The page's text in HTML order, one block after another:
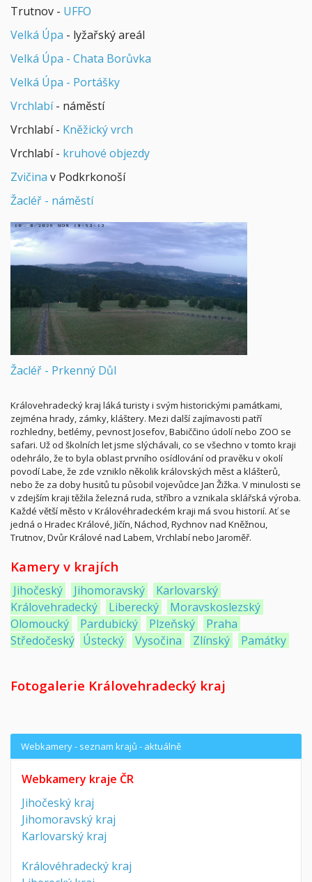
Trutnov - UFFO
Velká Úpa - lyžařský areál
Velká Úpa - Chata Borůvka
Velká Úpa - Portášky
Vrchlabí- náměstí
Vrchlabí - Kněžický vrch
Vrchlabí - kruhové objezdy
Zvičina v Podkrkonoší
Žacléř - náměstí
Žacléř - Prkenný Důl
Královehradecký kraj láká turisty i svým historickými památkami,
zejména hrady, zámky, kláštery. Mezi další zajímavosti patří
rozhledny, betlémy, pevnost Josefov, Babiččino údolí nebo ZOO se
safari. Už od školních let jsme slýchávali, co se všechno v tomto kraji
odehrálo, že to byla oblast prvního osídlování od pravěku v okolí
povodí Labe, že zde vzniklo několik královských měst a klášterů,
nebo že za doby husitů tu působil vojevůdce Jan Žižka. V minulosti se
v zdejším kraji těžila železná ruda, stříbro a vznikala sklářská výroba.
Každé větší město v Královéhradeckém kraji má svou historií. Ať se
jedná o Hradec Králové, Jičín, Náchod, Rychnov nad Kněžnou,
Trutnov, Dvůr Králové nad Labem, Vrchlabí nebo Jaroměř.
Kamery v krajích
Jihočeský Jihomoravský
Karlovarský
Královehradecký
Liberecký
Moravskoslezský
Olomoucký
Pardubický Plzeňský
Praha
Středočeský Ústecký Vysočina Zlínský Památky
Fotogalerie Královehradecký kraj
Webkamery - seznam krajů - aktuálně
Webkamery kraje ČR
Jihočeský kraj
Jihomoravský kraj
Karlovarský kraj
Královéhradecký kraj